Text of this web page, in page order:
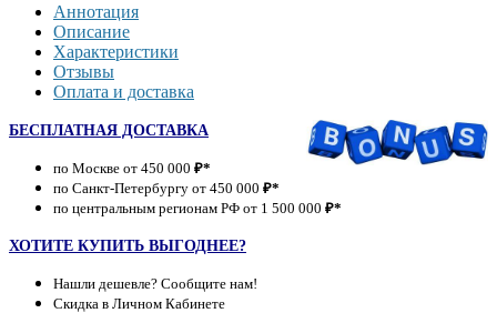
Аннотация
Описание
Характеристики
Отзывы
Оплата и доставка
БЕСПЛАТНАЯ ДОСТАВКА
по Москве от 450 000 ₽*
по Санкт-Петербургу от 450 000 ₽*
по центральным регионам РФ от 1 500 000 ₽*
ХОТИТЕ КУПИТЬ ВЫГОДНЕЕ?
Нашли дешевле? Сообщите нам!
Скидка в Личном Кабинете